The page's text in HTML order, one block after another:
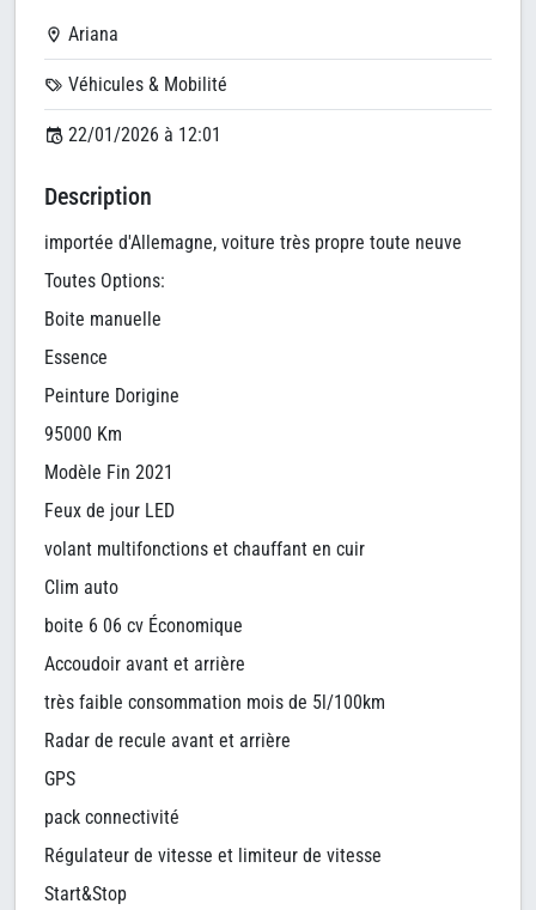
Ariana
Véhicules & Mobilité
22/01/2026 à 12:01
Description
importée d'Allemagne, voiture très propre toute neuve
Toutes Options:
Boite manuelle
Essence
Peinture Dorigine
95000 Km
Modèle Fin 2021
Feux de jour LED
volant multifonctions et chauffant en cuir
Clim auto
boite 6 06 cv Économique
Accoudoir avant et arrière
très faible consommation mois de 5l/100km
Radar de recule avant et arrière
GPS
pack connectivité
Régulateur de vitesse et limiteur de vitesse
Start&Stop